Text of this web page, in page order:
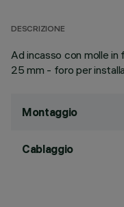
DESCRIZIONE
Ad incasso con molle
25 mm - foro per
Montaggio
Cablaggio